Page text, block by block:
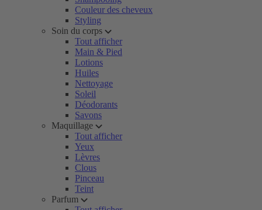
Couleur des cheveux
Styling
Soin du corps
Tout afficher
Main & Pied
Lotions
Huiles
Nettoyage
Soleil
Déodorants
Savons
Maquillage
Tout afficher
Yeux
Lèvres
Clous
Pinceau
Teint
Parfum